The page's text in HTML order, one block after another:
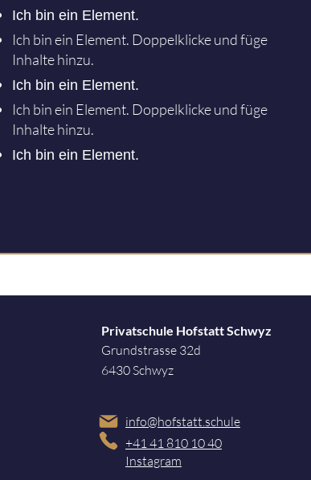
Ich bin ein Element.
Ich bin ein Element. Doppelklicke und füge
Inhalte hinzu.
Ich bin ein Element.
Ich bin ein Element. Doppelklicke und füge
Inhalte hinzu.
Ich bin ein Element.
Privatschule Hofstatt Schwyz
Grundstrasse 32d
6430 Schwyz
info@hofstatt.schule
+41 41 810 10 40
Instagram